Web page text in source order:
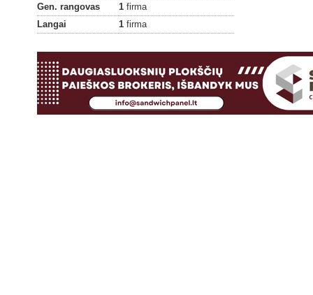
Gen. rangovas
1 firma
Langai
1 firma